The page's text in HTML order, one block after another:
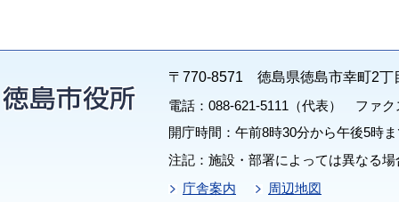
〒770-8571 徳島県徳島市幸町2丁
電話：088-621-5111（代表） ファク
開庁時間：午前8時30分から午後5時
注記：施設・部署によっては異なる
庁舎案内
周辺地図